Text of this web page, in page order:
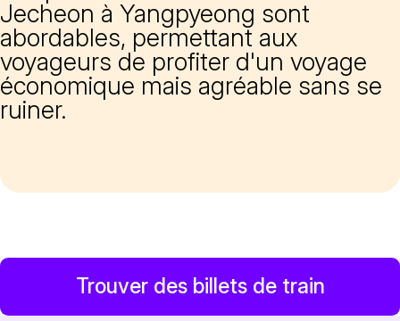
Jecheon à Yangpyeong sont
abordables, permettant aux
voyageurs de profiter d'un voyage
économique mais agréable sans se
ruiner.
Trouver des billets de train